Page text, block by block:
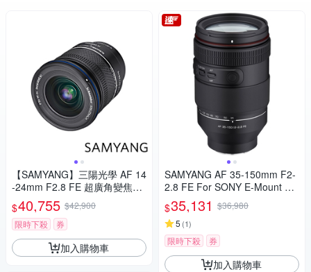
【SAMYANG】三陽光學 AF 14
-24mm F2.8 FE 超廣角變焦鏡
頭 公司貨
$40,755 $42,900
限時下殺
券
加入購物車
SAMYANG AF 35-150mm F2-
2.8 FE For SONY E-Mount 自
動對焦鏡頭 公司貨
$35,131 $36,980
5 (1)
限時下殺 券
加入購物車